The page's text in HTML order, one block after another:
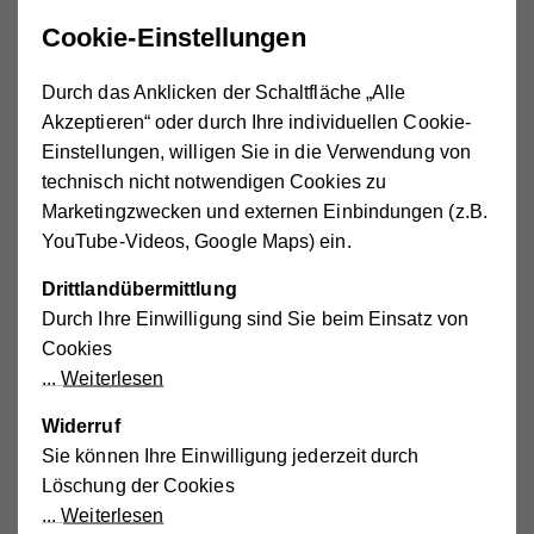
von Diskrepanzen – etwa betreffend das Arbeitsrecht,
Zusammenleben mit einer/m pflegebedürftigen
Angehörigen erzeugt eine verschränkte und schwankende
Abfolge von Betreuungszeit im engeren Sinne und (oft
miteinander verbrachter) Freizeit. Diese Situation lässt
sich schwer in das Korsett von Normalarbeitszeit,
Ruhezeit, Mehr-/Überstunden, Rufbereitschaft, Urlaubs-
Pflichten, Qualifikation und Haftung ergeben sich
komplexe Fragen, die schwer zu lösen sind. Und im
burgenländischen Modell ist die Bezahlung
beispielsweise so geregelt, dass sich Betroffene ihre
Anstellung durch vorherige Abgabe des Pflegegeldes und
großer Teile der Pension quasi selbst bezahlen.
Ausbau der Versorgungslandschaft und faire
Pflegegeld-Einstufung
Cookie-Einstellungen
Durch das Anklicken der Schaltfläche „Alle
Akzeptieren“ oder durch Ihre individuellen Cookie-
Einstellungen, willigen Sie in die Verwendung von
technisch nicht notwendigen Cookies zu
Marketingzwecken und externen Einbindungen (z.B.
YouTube-Videos, Google Maps) ein.
Drittlandübermittlung
Durch Ihre Einwilligung sind Sie beim Einsatz von
Cookies
Weiterlesen
Widerruf
Sie können Ihre Einwilligung jederzeit durch
Löschung der Cookies
Weiterlesen